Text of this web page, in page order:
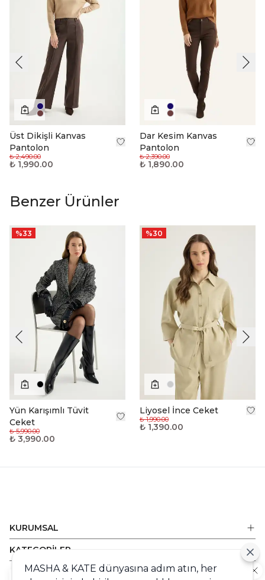
Üst Dikişli Kanvas
Pantolon
₺ 2,490.00
₺ 1,990.00
Dar Kesim Kanvas
Pantolon
₺ 2,390.00
₺ 1,890.00
Benzer Ürünler
%33
Yün Karışımlı Tüvit
Ceket
₺ 5,990.00
₺ 3,990.00
%30
Liyosel İnce Ceket
₺ 1,990.00
₺ 1,390.00
KURUMSAL
KATEGORİLER
ALIŞVERİŞ
MASHA & KATE dünyasına adım atın, her